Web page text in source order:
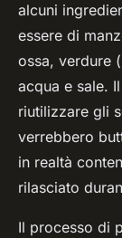
alcuni
essere di
ossa, verdure
acqua e sale.
riutilizzare gli
verrebbero
in realtà
rilasciato
Il processo di